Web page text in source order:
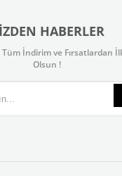
HABERLER
İndirim ve Fırsatlardan
Olsun !